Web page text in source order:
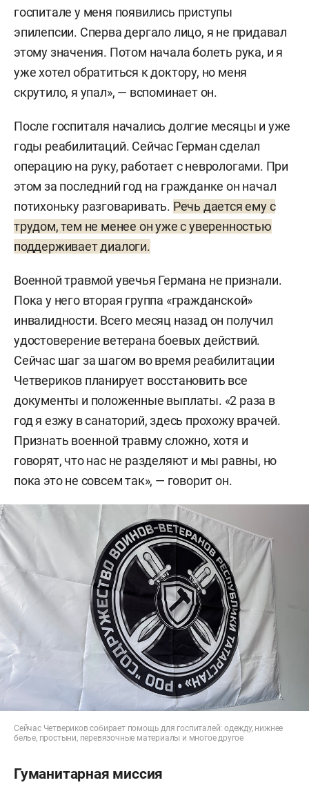
госпитале у меня появились приступы
эпилепсии. Сперва дергало лицо, я не придавал
этому значения. Потом начала болеть рука, и я
уже хотел обратиться к доктору, но меня
скрутило, я упал», — вспоминает он.
После госпиталя начались долгие месяцы и уже
годы реабилитаций. Сейчас Герман сделал
операцию на руку, работает с неврологами. При
этом за последний год на гражданке он начал
потихоньку разговаривать. Речь дается ему с
трудом, тем не менее он уже с уверенностью
поддерживает диалоги.
Военной травмой увечья Германа не признали.
Пока у него вторая группа «гражданской»
инвалидности. Всего месяц назад он получил
удостоверение ветерана боевых действий.
Сейчас шаг за шагом во время реабилитации
Четвериков планирует восстановить все
документы и положенные выплаты. «2 раза в
год я езжу в санаторий, здесь прохожу врачей.
Признать военной травму сложно, хотя и
говорят, что нас не разделяют и мы равны, но
пока это не совсем так», — говорит он.
Сейчас Четвериков собирает помощь для госпиталей: одежду, нижнее
белье, простыни, перевязочные материалы и многое другое
Гуманитарная миссия